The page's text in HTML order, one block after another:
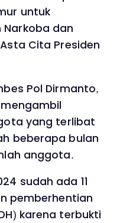
untuk
dan
Cita Presiden
Pol Dirmanto,
yang terlibat
beberapa bulan
anggota.
sudah ada 11
pemberhentian
karena terbukti